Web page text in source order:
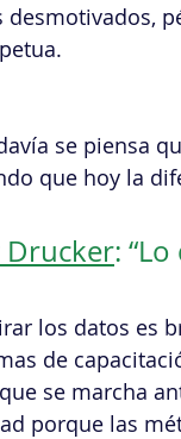
se piensa
que hoy la
Drucker:
los datos es
de
se marcha
porque las